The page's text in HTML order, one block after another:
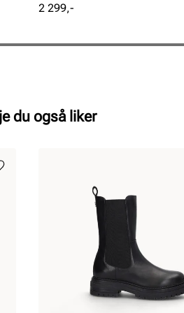
Pris
2 299,-
du også liker